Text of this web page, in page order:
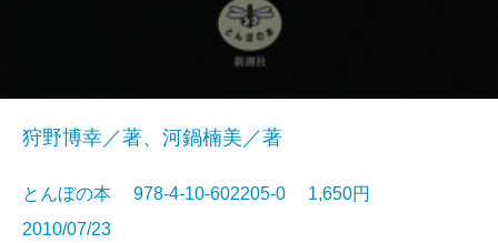
狩野博幸／著、河鍋楠美／著
とんぼの本 978-4-10-602205-0 1,650円
2010/07/23